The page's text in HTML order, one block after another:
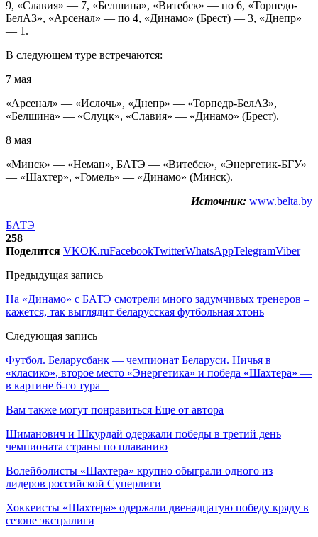
9, «Славия» — 7, «Белшина», «Витебск» — по 6, «Торпедо-
БелАЗ», «Арсенал» — по 4, «Динамо» (Брест) — 3, «Днепр»
— 1.
В следующем туре встречаются:
7 мая
«Арсенал» — «Ислочь», «Днепр» — «Торпедр-БелАЗ»,
«Белшина» — «Слуцк», «Славия» — «Динамо» (Брест).
8 мая
«Минск» — «Неман», БАТЭ — «Витебск», «Энергетик-БГУ»
— «Шахтер», «Гомель» — «Динамо» (Минск).
Источник: www.belta.by
БАТЭ
258
Поделится VKOK.ruFacebookTwitterWhatsAppTelegramViber
Предыдущая запись
На «Динамо» с БАТЭ смотрели много задумчивых тренеров –
кажется, так выглядит беларусская футбольная хтонь
Следующая запись
Футбол. Беларусбанк — чемпионат Беларуси. Ничья в
«класико», второе место «Энергетика» и победа «Шахтера» —
в картине 6-го тура
Вам также могут понравиться Еще от автора
Шиманович и Шкурдай одержали победы в третий день
чемпионата страны по плаванию
Волейболисты «Шахтера» крупно обыграли одного из
лидеров российской Суперлиги
Хоккеисты «Шахтера» одержали двенадцатую победу кряду в
сезоне экстралиги